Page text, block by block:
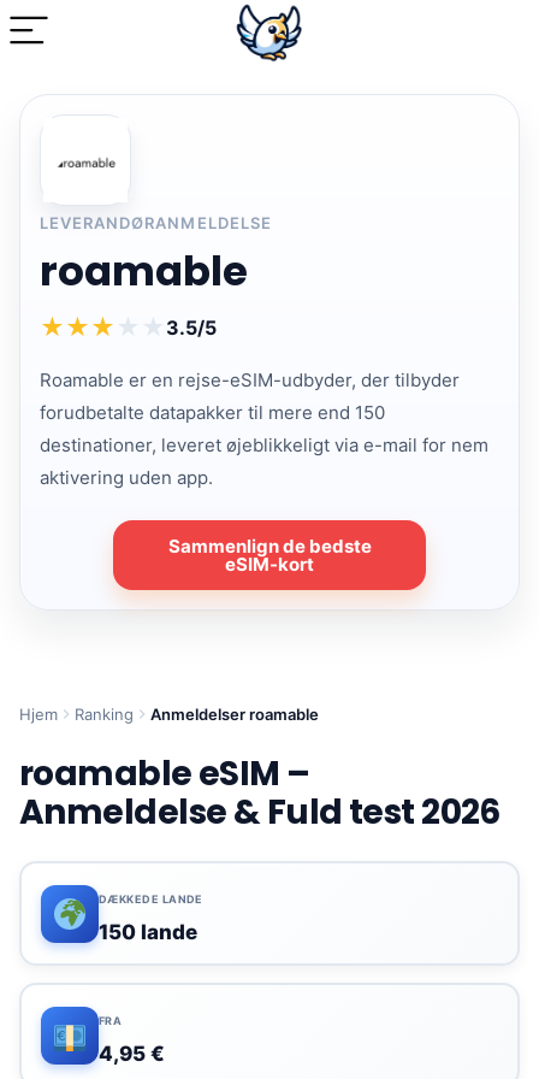
LEVERANDØRANMELDELSE
roamable
★★★ ★ ★ 3.5/5
Roamable er en rejse-eSIM-udbyder, der tilbyder
forudbetalte datapakker til mere end 150
destinationer, leveret øjeblikkeligt via e-mail for nem
aktivering uden app.
Sammenlign de bedste
eSIM-kort
Hjem Ranking Anmeldelser roamable
roamable eSIM –
Anmeldelse & Fuld test 2026
DÆKKEDE LANDE
150 lande
FRA
4,95 €